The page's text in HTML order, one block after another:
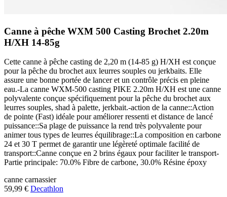
Canne à pêche WXM 500 Casting Brochet 2.20m
H/XH 14-85g
Cette canne à pêche casting de 2,20 m (14-85 g) H/XH est conçue
pour la pêche du brochet aux leurres souples ou jerkbaits. Elle
assure une bonne portée de lancer et un contrôle précis en pleine
eau.-La canne WXM-500 casting PIKE 2.20m H/XH est une canne
polyvalente conçue spécifiquement pour la pêche du brochet aux
leurres souples, shad à palette, jerkbait.-action de la canne::Action
de pointe (Fast) idéale pour améliorer ressenti et distance de lancé
puissance::Sa plage de puissance la rend très polyvalente pour
animer tous types de leurres équilibrage::La composition en carbone
24 et 30 T permet de garantir une légèreté optimale facilité de
transport::Canne conçue en 2 brins égaux pour faciliter le transport-
Partie principale: 70.0% Fibre de carbone, 30.0% Résine époxy
canne carnassier
59,99 € Decathlon